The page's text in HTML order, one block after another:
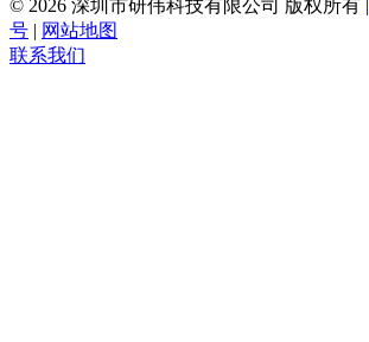
© 2026 深圳市研伟科技有限公司 版权所有 |
号 | 网站地图
联系我们